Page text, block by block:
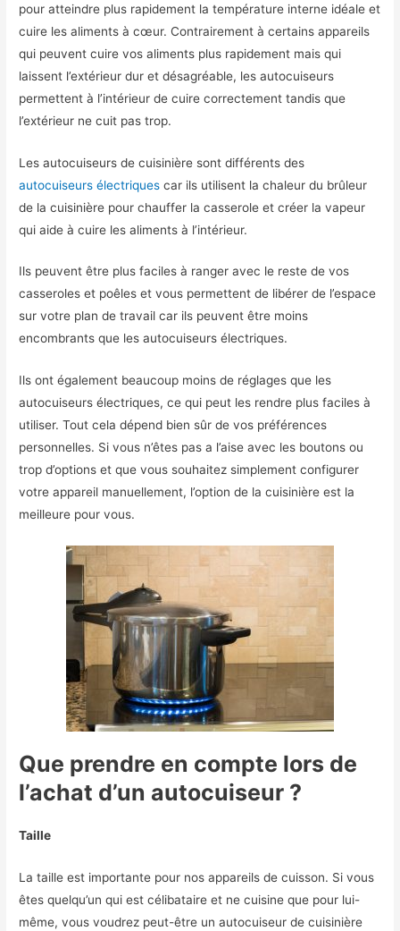
pour atteindre plus rapidement la température interne idéale et
cuire les aliments à cœur. Contrairement à certains appareils
qui peuvent cuire vos aliments plus rapidement mais qui
laissent l’extérieur dur et désagréable, les autocuiseurs
permettent à l’intérieur de cuire correctement tandis que
l’extérieur ne cuit pas trop.
Les autocuiseurs de cuisinière sont différents des
autocuiseurs électriques car ils utilisent la chaleur du brûleur
de la cuisinière pour chauffer la casserole et créer la vapeur
qui aide à cuire les aliments à l’intérieur.
Ils peuvent être plus faciles à ranger avec le reste de vos
casseroles et poêles et vous permettent de libérer de l’espace
sur votre plan de travail car ils peuvent être moins
encombrants que les autocuiseurs électriques.
Ils ont également beaucoup moins de réglages que les
autocuiseurs électriques, ce qui peut les rendre plus faciles à
utiliser. Tout cela dépend bien sûr de vos préférences
personnelles. Si vous n’êtes pas a l’aise avec les boutons ou
trop d’options et que vous souhaitez simplement configurer
votre appareil manuellement, l’option de la cuisinière est la
meilleure pour vous.
Que prendre en compte lors de
l’achat d’un autocuiseur ?
Taille
La taille est importante pour nos appareils de cuisson. Si vous
êtes quelqu’un qui est célibataire et ne cuisine que pour lui-
même, vous voudrez peut-être un autocuiseur de cuisinière